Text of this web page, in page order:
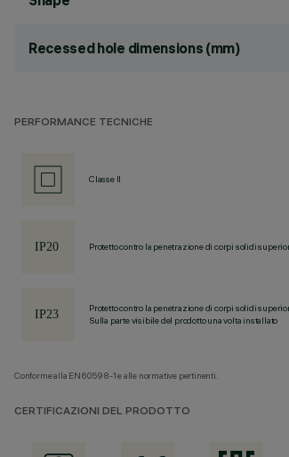
Recessed hole dimensions (mm)
PERFORMANCE TECNICHE
Classe II
Protetto contro la penetrazione di corpi solidi
Protetto contro la penetrazione di corpi solidi
Sulla parte visibile del prodotto una volta installato
Conforme alla EN60598-1 e alle normative pertinenti.
CERTIFICAZIONI DEL PRODOTTO